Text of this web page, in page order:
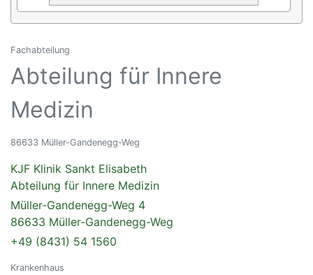
Fachabteilung
Abteilung für Innere
Medizin
86633 Müller-Gandenegg-Weg
KJF Klinik Sankt Elisabeth
Abteilung für Innere Medizin
Müller-Gandenegg-Weg 4
86633 Müller-Gandenegg-Weg
+49 (8431) 54 1560
Krankenhaus